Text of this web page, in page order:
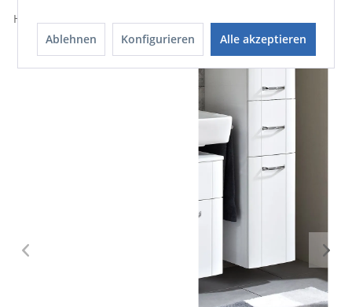
Ablehnen Konfigurieren Alle akzeptieren